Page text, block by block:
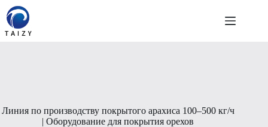
Перейти
сути
Линия по производству покрытого арахиса 100–500 кг/ч
| Оборудование для покрытия орехов